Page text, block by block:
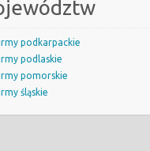
podkarpackie
podlaskie
pomorskie
śląskie